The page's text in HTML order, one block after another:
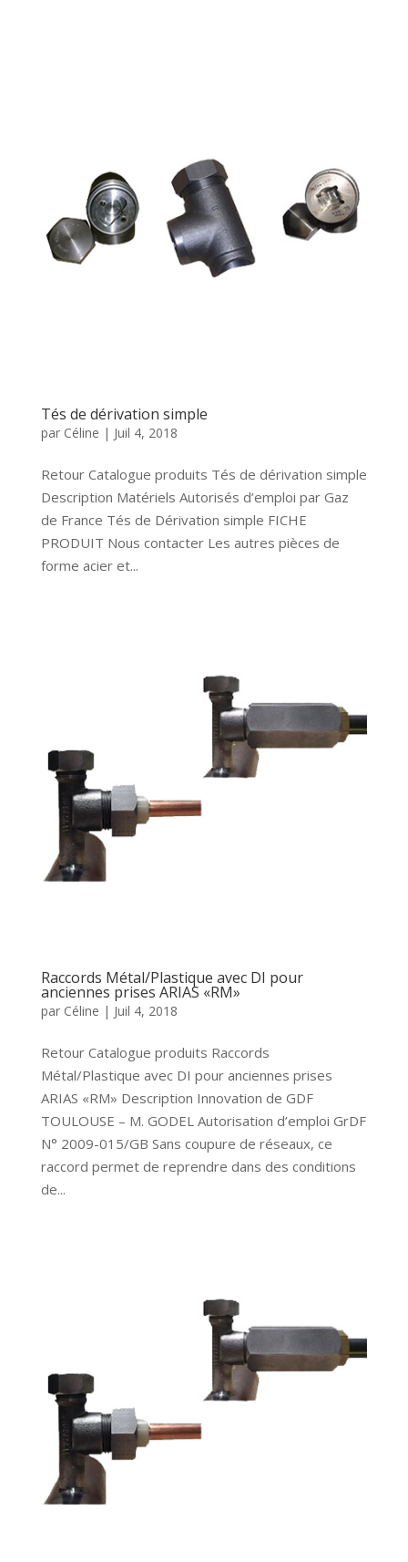
Tés de dérivation simple
par Céline | Juil 4, 2018
Retour Catalogue produits Tés de dérivation simple
Description Matériels Autorisés d’emploi par Gaz
de France Tés de Dérivation simple FICHE
PRODUIT Nous contacter Les autres pièces de
forme acier et...
Raccords Métal/Plastique avec DI pour
anciennes prises ARIAS «RM»
par Céline | Juil 4, 2018
Retour Catalogue produits Raccords
Métal/Plastique avec DI pour anciennes prises
ARIAS «RM» Description Innovation de GDF
TOULOUSE – M. GODEL Autorisation d’emploi GrDF
N° 2009-015/GB Sans coupure de réseaux, ce
raccord permet de reprendre dans des conditions
de...